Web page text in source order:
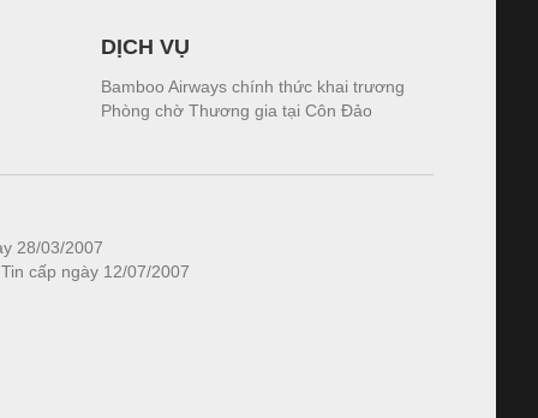
DỊCH VỤ
Bamboo Airways chính thức khai trương
Phòng chờ Thương gia tại Côn Đảo
28/03/2007
cấp ngày 12/07/2007